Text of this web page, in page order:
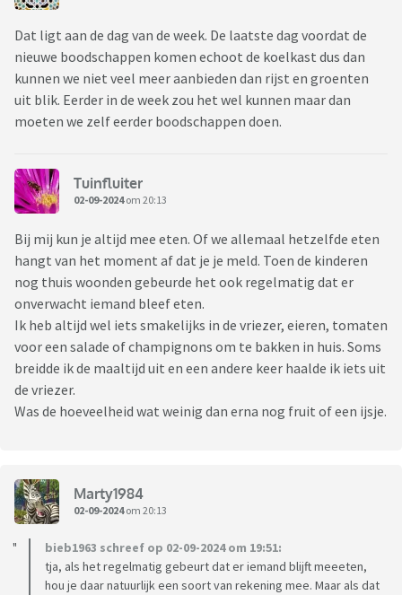
Dat ligt aan de dag van de week. De laatste dag voordat de
nieuwe boodschappen komen echoot de koelkast dus dan
kunnen we niet veel meer aanbieden dan rijst en groenten
uit blik. Eerder in de week zou het wel kunnen maar dan
moeten we zelf eerder boodschappen doen.
Tuinfluiter
02-09-2024om 20:13
Bij mij kun je altijd mee eten. Of we allemaal hetzelfde eten
hangt van het moment af dat je je meld. Toen de kinderen
nog thuis woonden gebeurde het ook regelmatig dat er
onverwacht iemand bleef eten.
Ik heb altijd wel iets smakelijks in de vriezer, eieren, tomaten
voor een salade of champignons om te bakken in huis. Soms
breidde ik de maaltijd uit en een andere keer haalde ik iets uit
de vriezer.
Was de hoeveelheid wat weinig dan erna nog fruit of een ijsje.
Marty1984
02-09-2024om 20:13
bieb1963 schreef op 02-09-2024 om 19:51:
tja, als het regelmatig gebeurt dat er iemand blijft meeeten,
hou je daar natuurlijk een soort van rekening mee. Maar als dat